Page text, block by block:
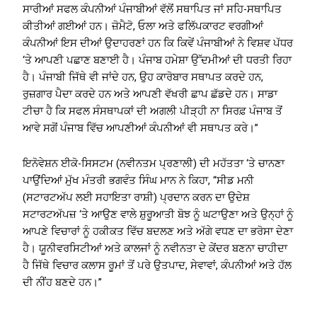
ਸਾਰੀਆਂ ਸਫਲ ਕੰਪਨੀਆਂ ਪੰਜਾਬੀਆਂ ਵੱਲੋਂ ਸਥਾਪਿਤ ਜਾਂ ਸਹਿ-ਸਥਾਪਿਤ
ਕੀਤੀਆਂ ਗਈਆਂ ਹਨ। ਜ਼ੋਮੈਟੋ, ਓਲਾ ਅਤੇ ਫਲਿੱਪਕਾਰਟ ਵਰਗੀਆਂ
ਕੰਪਨੀਆਂ ਇਸ ਦੀਆਂ ਉਦਾਹਰਣਾਂ ਹਨ ਕਿ ਕਿਵੇਂ ਪੰਜਾਬੀਆਂ ਨੇ ਵਿਸ਼ਵ ਪੱਧਰ
‘ਤੇ ਆਪਣੀ ਪਛਾਣ ਬਣਾਈ ਹੈ। ਪੰਜਾਬ ਹਮੇਸ਼ਾ ਉੱਦਮੀਆਂ ਦੀ ਧਰਤੀ ਰਿਹਾ
ਹੈ। ਪੰਜਾਬੀ ਜਿੱਥੇ ਵੀ ਜਾਂਦੇ ਹਨ, ਉਹ ਕਾਰੋਬਾਰ ਸਥਾਪਤ ਕਰਦੇ ਹਨ,
ਰੁਜ਼ਗਾਰ ਪੈਦਾ ਕਰਦੇ ਹਨ ਅਤੇ ਆਪਣੀ ਵੱਖਰੀ ਛਾਪ ਛੱਡਦੇ ਹਨ। ਸਾਡਾ
ਟੀਚਾ ਹੈ ਕਿ ਸਫਲ ਸੰਸਥਾਪਕਾਂ ਦੀ ਅਗਲੀ ਪੀੜ੍ਹੀ ਨਾ ਸਿਰਫ਼ ਪੰਜਾਬ ਤੋਂ
ਆਵੇ ਸਗੋਂ ਪੰਜਾਬ ਵਿੱਚ ਆਪਣੀਆਂ ਕੰਪਨੀਆਂ ਵੀ ਸਥਾਪਤ ਕਰੇ।”
ਇਨੋਵੇਸ਼ਨ ਈਕੋ-ਸਿਸਟਮ (ਨਵੀਨਤਮ ਪ੍ਰਣਾਲੀ) ਦੀ ਮਹੱਤਤਾ ‘ਤੇ ਚਾਨਣਾ
ਪਾਉਂਦਿਆਂ ਮੁੱਖ ਮੰਤਰੀ ਭਗਵੰਤ ਸਿੰਘ ਮਾਨ ਨੇ ਕਿਹਾ, “ਸੀਡ ਮਨੀ
(ਸਟਾਰਟਅੱਪ ਲਈ ਸਹਾਇਤਾ ਰਾਸ਼ੀ) ਪ੍ਰਦਾਨ ਕਰਨ ਦਾ ਉਦੇਸ਼
ਸਟਾਰਟਅੱਪਜ਼ ‘ਤੇ ਆਉਣ ਵਾਲੇ ਸ਼ੁਰੂਆਤੀ ਬੋਝ ਨੂੰ ਘਟਾਉਣਾ ਅਤੇ ਉਨ੍ਹਾਂ ਨੂੰ
ਆਪਣੇ ਵਿਚਾਰਾਂ ਨੂੰ ਹਕੀਕਤ ਵਿੱਚ ਬਦਲਣ ਅਤੇ ਅੱਗੇ ਵਧਣ ਦਾ ਭਰੋਸਾ ਦੇਣਾ
ਹੈ। ਯੂਨੀਵਰਸਿਟੀਆਂ ਅਤੇ ਕਾਲਜਾਂ ਨੂੰ ਨਵੀਨਤਾ ਦੇ ਕੇਂਦਰ ਬਣਨਾ ਚਾਹੀਦਾ
ਹੈ ਜਿੱਥੇ ਵਿਚਾਰ ਕਲਾਸ ਰੂਮਾਂ ਤੋਂ ਪਰੇ ਉਤਪਾਦ, ਸੇਵਾਵਾਂ, ਕੰਪਨੀਆਂ ਅਤੇ ਹੱਲ
ਦੀ ਨੀਂਹ ਬਣਦੇ ਹਨ।”